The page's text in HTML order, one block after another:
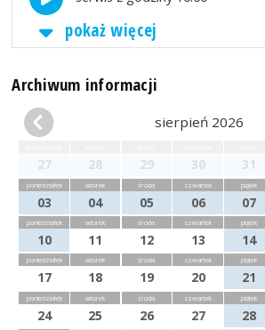
pokaż więcej
Archiwum informacji
sierpień 2026
27 28 29 30 31
poniedziałek
03
wtorek
04
środa
05
czwartek
06
piątek
07
poniedziałek
10
wtorek
11
środa
12
czwartek
13
piątek
14
poniedziałek
17
wtorek
18
środa
19
czwartek
20
piątek
21
poniedziałek
24
wtorek
25
środa
26
czwartek
27
piątek
28